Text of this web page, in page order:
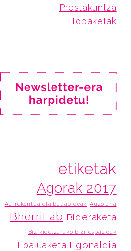
Prestakuntza
Topaketak
etiketak
Agorak 2017
Aurrekontua eta baliabideak Auzolana
BherriLab Bideraketa
Bizikidetzarako bizi-espazioak
Ebaluaketa Egonaldia